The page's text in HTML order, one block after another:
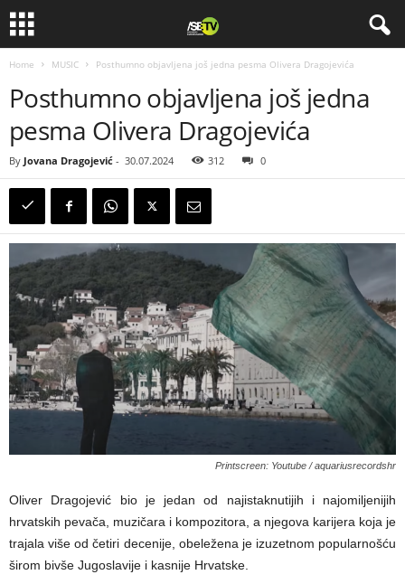
Home MUSIC Posthumno objavljena još jedna pesma Olivera Dragojevića
Posthumno objavljena još jedna
pesma Olivera Dragojevića
By Jovana Dragojević - 30.07.2024 312 0
Printscreen: Youtube / aquariusrecordshr
Oliver Dragojević bio je jedan od najistaknutijih i najomiljenijih
hrvatskih pevača, muzičara i kompozitora, a njegova karijera koja je
trajala više od četiri decenije, obeležena je izuzetnom popularnošću
širom bivše Jugoslavije i kasnije Hrvatske.